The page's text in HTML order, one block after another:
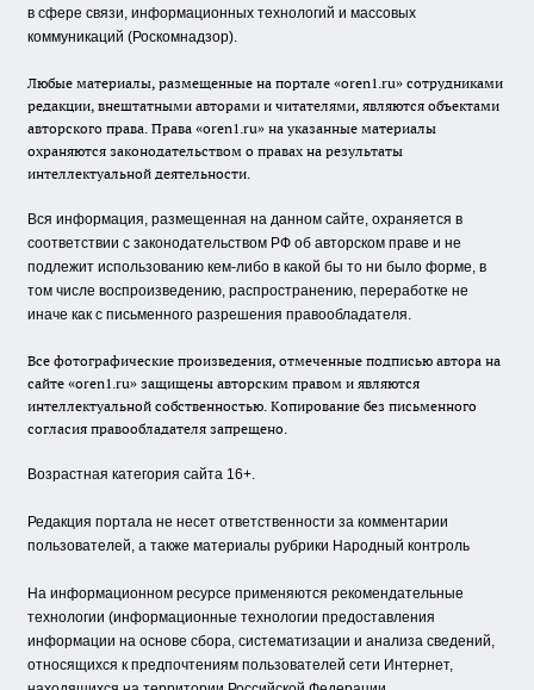
в сфере связи, информационных технологий и массовых
коммуникаций (Роскомнадзор).
Любые материалы, размещенные на портале «oren1.ru» сотрудниками
редакции, внештатными авторами и читателями, являются объектами
авторского права. Права «oren1.ru» на указанные материалы
охраняются законодательством о правах на результаты
интеллектуальной деятельности.
Вся информация, размещенная на данном сайте, охраняется в
соответствии с законодательством РФ об авторском праве и не
подлежит использованию кем-либо в какой бы то ни было форме, в
том числе воспроизведению, распространению, переработке не
иначе как с письменного разрешения правообладателя.
Все фотографические произведения, отмеченные подписью автора на
сайте «oren1.ru» защищены авторским правом и являются
интеллектуальной собственностью. Копирование без письменного
согласия правообладателя запрещено.
Возрастная категория сайта 16+.
Редакция портала не несет ответственности за комментарии
пользователей, а также материалы рубрики Народный контроль
На информационном ресурсе применяются рекомендательные
технологии (информационные технологии предоставления
информации на основе сбора, систематизации и анализа сведений,
относящихся к предпочтениям пользователей сети Интернет,